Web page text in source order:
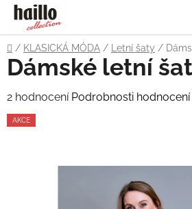
Přejít
obsah
Domů
/ KLASICKÁ MÓDA / Letní šaty /
Dámské letní
Průměrné
hodnocení
2 hodnocení Podrobnosti hodnocení
AKCE